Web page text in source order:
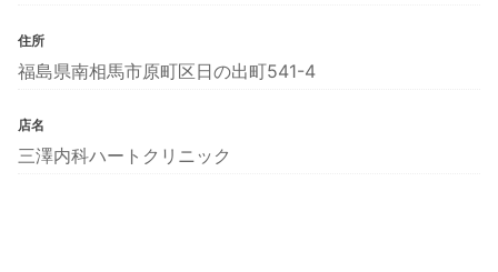
住所
福島県南相馬市原町区日の出町541-4
店名
三澤内科ハートクリニック